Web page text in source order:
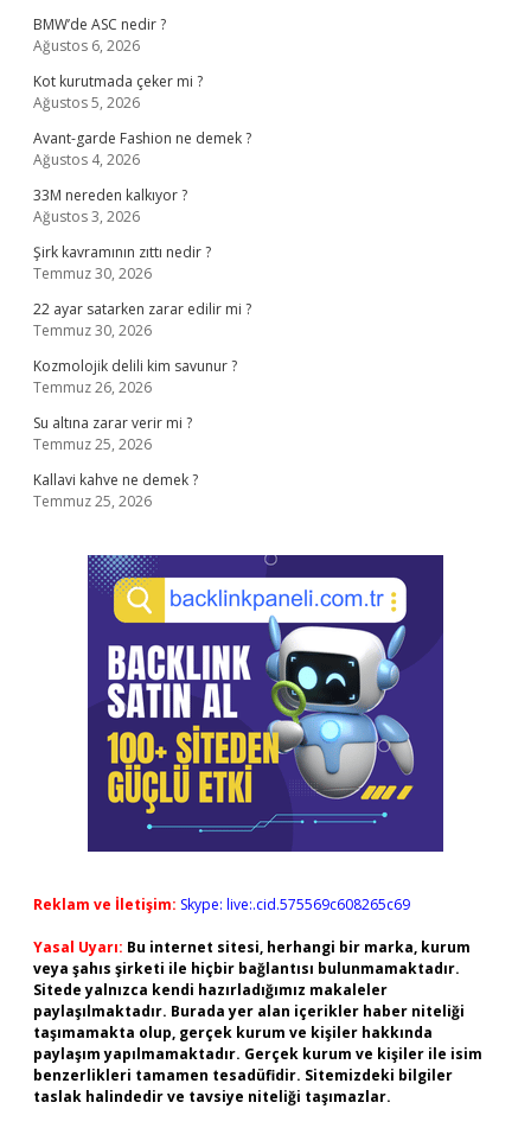
BMW’de ASC nedir ?
Ağustos 6, 2026
Kot kurutmada çeker mi ?
Ağustos 5, 2026
Avant-garde Fashion ne demek ?
Ağustos 4, 2026
33M nereden kalkıyor ?
Ağustos 3, 2026
Şirk kavramının zıttı nedir ?
Temmuz 30, 2026
22 ayar satarken zarar edilir mi ?
Temmuz 30, 2026
Kozmolojik delili kim savunur ?
Temmuz 26, 2026
Su altına zarar verir mi ?
Temmuz 25, 2026
Kallavi kahve ne demek ?
Temmuz 25, 2026
Reklam ve İletişim: Skype: live:.cid.575569c608265c69
Yasal Uyarı: Bu internet sitesi, herhangi bir marka, kurum
veya şahıs şirketi ile hiçbir bağlantısı bulunmamaktadır.
Sitede yalnızca kendi hazırladığımız makaleler
paylaşılmaktadır. Burada yer alan içerikler haber niteliği
taşımamakta olup, gerçek kurum ve kişiler hakkında
paylaşım yapılmamaktadır. Gerçek kurum ve kişiler ile isim
benzerlikleri tamamen tesadüfidir. Sitemizdeki bilgiler
taslak halindedir ve tavsiye niteliği taşımazlar.